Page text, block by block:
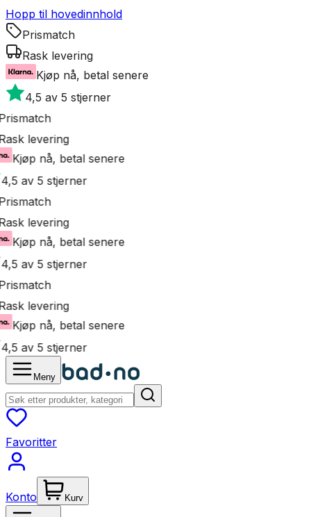
Hopp til hovedinnhold
Prismatch
Rask levering
Kjøp nå, betal senere
4,5 av 5 stjerner
levering
Kjøp nå, betal senere
av 5 stjerner
levering
Kjøp nå, betal senere
av 5 stjerner
levering
Kjøp nå, betal senere
av 5 stjerner
Meny
Favoritter
Konto Kurv